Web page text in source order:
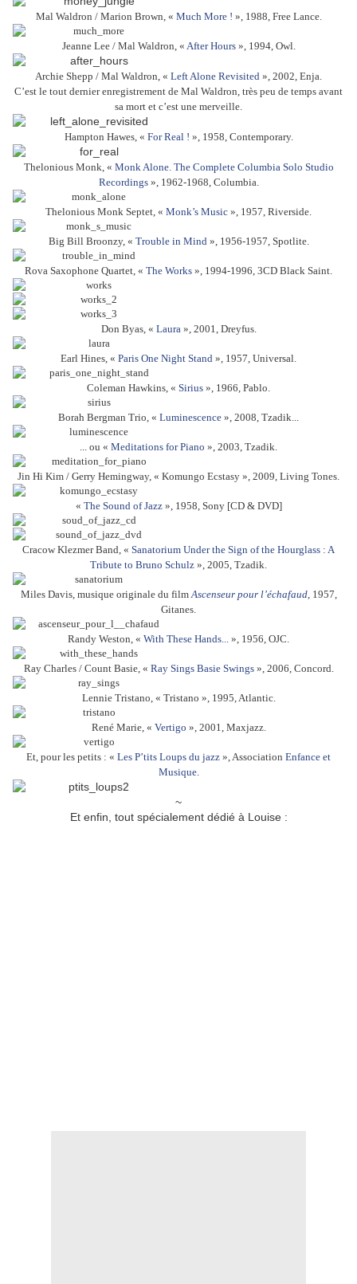
Mal Waldron / Marion Brown, « Much More ! », 1988, Free Lance.
Jeanne Lee / Mal Waldron, « After Hours», 1994, Owl.
Archie Shepp / Mal Waldron, « Left Alone Revisited », 2002, Enja.
C’est le tout dernier enregistrement de Mal Waldron, très peu de temps avant
sa mort et c’est une merveille.
Hampton Hawes, « For Real ! », 1958, Contemporary.
Thelonious Monk, « Monk Alone. The Complete Columbia Solo Studio
Recordings», 1962-1968, Columbia.
Thelonious Monk Septet, « Monk’s Music », 1957, Riverside.
Big Bill Broonzy, « Trouble in Mind», 1956-1957, Spotlite.
Rova Saxophone Quartet, « The Works », 1994-1996, 3CD Black Saint.
Don Byas, « Laura», 2001, Dreyfus.
Earl Hines, « Paris One Night Stand », 1957, Universal.
Coleman Hawkins, « Sirius », 1966, Pablo.
Borah Bergman Trio, « Luminescence », 2008, Tzadik...
... ou « Meditations for Piano », 2003, Tzadik.
Jin Hi Kim / Gerry Hemingway, « Komungo Ecstasy », 2009, Living Tones.
« The Sound of Jazz», 1958, Sony [CD & DVD]
Cracow Klezmer Band, « Sanatorium Under the Sign of the Hourglass : A
Tribute to Bruno Schulz », 2005, Tzadik.
Miles Davis, musique originale du filmAscenseur pour l’échafaud, 1957,
Gitanes.
Randy Weston, « With These Hands... », 1956, OJC.
Ray Charles / Count Basie, « Ray Sings Basie Swings», 2006, Concord.
Lennie Tristano, « Tristano », 1995, Atlantic.
René Marie, « Vertigo », 2001, Maxjazz.
Et, pour les petits : « Les P’tits Loups du jazz », Association Enfance et
Musique.
~
Et enfin, tout spécialement dédié à Louise :